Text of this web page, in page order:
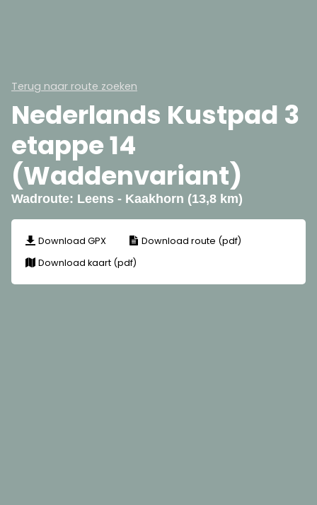
Terug naar route zoeken
Nederlands Kustpad 3
etappe 14
(Waddenvariant)
Wadroute: Leens - Kaakhorn (13,8 km)
Download GPX
Download route (pdf)
Download kaart (pdf)